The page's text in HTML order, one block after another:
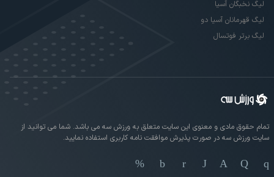
لیگ نخبگان آسیا
لیگ قهرمانان آسیا دو
لیگ برتر فوتسال
تمام حقوق مادی و معنوی این سایت متعلق به ورزش سه می باشد. شما می توانید از
سایت ورزش سه در صورت پذیرش موافقت نامه کاربری استفاده نمایید.